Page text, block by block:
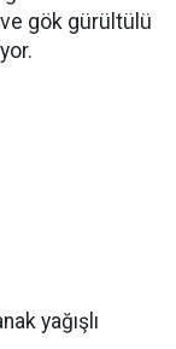
ve gök gürültülü
yağışlı